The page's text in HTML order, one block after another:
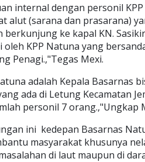
internal dengan personil
alut (sarana dan prasarana)
berkunjung ke kapal KN.
KPP Natuna yang
Penagi.,"Tegas Mexi.
adalah Kepala Basarnas
ada di Letung Kecamatan
personil 7 orang.,"Ungkap
ini kedepan Basarnas
masyarakat khusunya
di laut maupun di